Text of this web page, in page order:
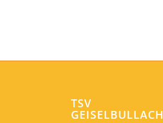
TSV
GEISELBULLACH